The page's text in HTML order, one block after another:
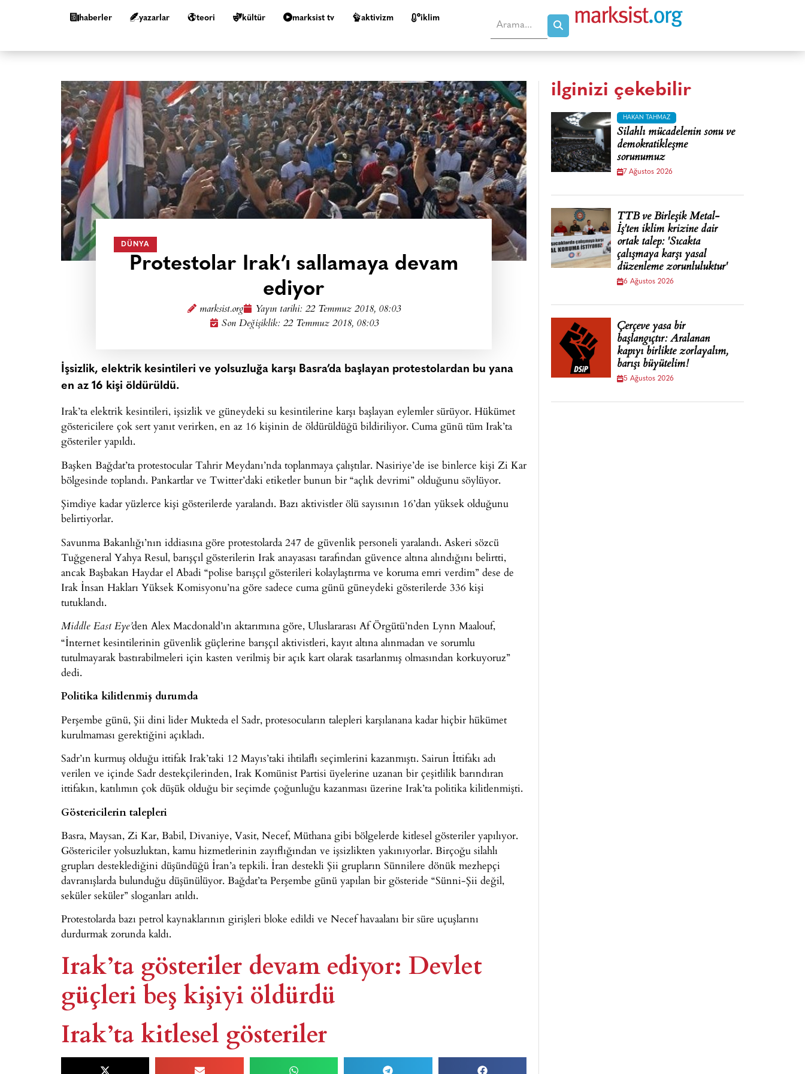
haberler yazarlar teori kültür marksist tv aktivizm i̇klim
DÜNYA
Protestolar Irak’ı sallamaya devam
ediyor
marksist.org Yayın tarihi: 22 Temmuz 2018, 08:03
Son Değişiklik: 22 Temmuz 2018, 08:03
İşsizlik, elektrik kesintileri ve yolsuzluğa karşı Basra’da başlayan protestolardan bu yana
en az 16 kişi öldürüldü.
Irak’ta elektrik kesintileri, işsizlik ve güneydeki su kesintilerine karşı başlayan eylemler sürüyor. Hükümet
göstericilere çok sert yanıt verirken, en az 16 kişinin de öldürüldüğü bildiriliyor. Cuma günü tüm Irak’ta
gösteriler yapıldı.
Başken Bağdat’ta protestocular Tahrir Meydanı’nda toplanmaya çalıştılar. Nasiriye’de ise binlerce kişi Zi Kar
bölgesinde toplandı. Pankartlar ve Twitter’daki etiketler bunun bir “açlık devrimi” olduğunu söylüyor.
Şimdiye kadar yüzlerce kişi gösterilerde yaralandı. Bazı aktivistler ölü sayısının 16’dan yüksek olduğunu
belirtiyorlar.
Savunma Bakanlığı’nın iddiasına göre protestolarda 247 de güvenlik personeli yaralandı. Askeri sözcü
Tuğgeneral Yahya Resul, barışçıl gösterilerin Irak anayasası tarafından güvence altına alındığını belirtti,
ancak Başbakan Haydar el Abadi “polise barışçıl gösterileri kolaylaştırma ve koruma emri verdim” dese de
Irak İnsan Hakları Yüksek Komisyonu’na göre sadece cuma günü güneydeki gösterilerde 336 kişi
tutuklandı.
Middle East Eye’den Alex Macdonald’ın aktarımına göre, Uluslararası Af Örgütü’nden Lynn Maalouf,
“İnternet kesintilerinin güvenlik güçlerine barışçıl aktivistleri, kayıt altına alınmadan ve sorumlu
tutulmayarak bastırabilmeleri için kasten verilmiş bir açık kart olarak tasarlanmış olmasından korkuyoruz”
dedi.
Politika kilitlenmiş durumda
Perşembe günü, Şii dini lider Mukteda el Sadr, protesocuların talepleri karşılanana kadar hiçbir hükümet
kurulmaması gerektiğini açıkladı.
Sadr’ın kurmuş olduğu ittifak Irak’taki 12 Mayıs’taki ihtilaflı seçimlerini kazanmıştı. Sairun İttifakı adı
verilen ve içinde Sadr destekçilerinden, Irak Komünist Partisi üyelerine uzanan bir çeşitlilik barındıran
ittifakın, katılımın çok düşük olduğu bir seçimde çoğunluğu kazanması üzerine Irak’ta politika kilitlenmişti.
Göstericilerin talepleri
Basra, Maysan, Zi Kar, Babil, Divaniye, Vasit, Necef, Müthana gibi bölgelerde kitlesel gösteriler yapılıyor.
Göstericiler yolsuzluktan, kamu hizmetlerinin zayıflığından ve işsizlikten yakınıyorlar. Birçoğu silahlı
grupları desteklediğini düşündüğü İran’a tepkili. İran destekli Şii grupların Sünnilere dönük mezhepçi
davranışlarda bulunduğu düşünülüyor. Bağdat’ta Perşembe günü yapılan bir gösteride “Sünni-Şii değil,
seküler seküler” sloganları atıldı.
Protestolarda bazı petrol kaynaklarının girişleri bloke edildi ve Necef havaalanı bir süre uçuşlarını
durdurmak zorunda kaldı.
Irak’ta gösteriler devam ediyor: Devlet
güçleri beş kişiyi öldürdü
Irak’ta kitlesel gösteriler
ilginizi çekebilir
HAKAN TAHMAZ
Silahlı mücadelenin sonu ve
demokratikleşme
sorunumuz
7 Ağustos 2026
TTB ve Birleşik Metal-
İş'ten iklim krizine dair
ortak talep: 'Sıcakta
çalışmaya karşı yasal
düzenleme zorunluluktur'
6 Ağustos 2026
Çerçeve yasa bir
başlangıçtır: Aralanan
kapıyı birlikte zorlayalım,
barışı büyütelim!
5 Ağustos 2026